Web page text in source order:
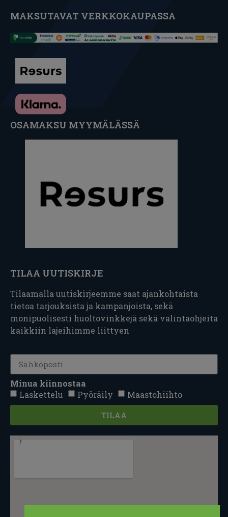
MAKSUTAVAT VERKKOKAUPASSA
OSAMAKSU MYYMÄLÄSSÄ
TILAA UUTISKIRJE
Tilaamalla uutiskirjeemme saat ajankohtaista
tietoa tarjouksista ja kampanjoista, sekä
monipuolisesti huoltovinkkejä sekä valintaohjeita
kaikkiin lajeihimme liittyen
Minua kiinnostaa
Laskettelu
Pyöräily Maastohiihto
TILAA